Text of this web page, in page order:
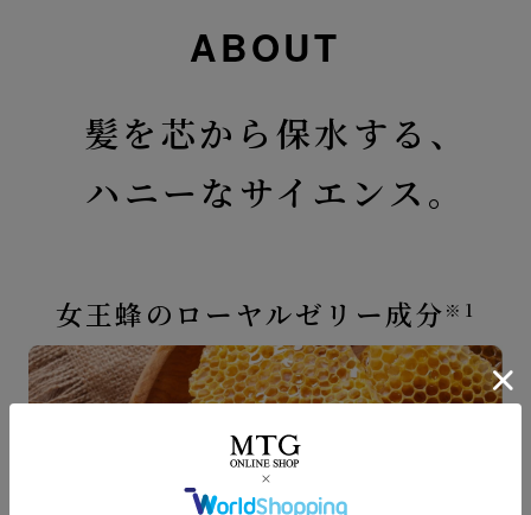
ABOUT
髪を芯から保水する、
ハニーなサイエンス。
女王蜂のローヤルゼリー成分 ※1